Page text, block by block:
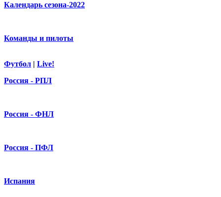
Календарь сезона-2022
Команды и пилоты
Футбол | Live!
Россия - РПЛ
Россия - ФНЛ
Россия - ПФЛ
Испания